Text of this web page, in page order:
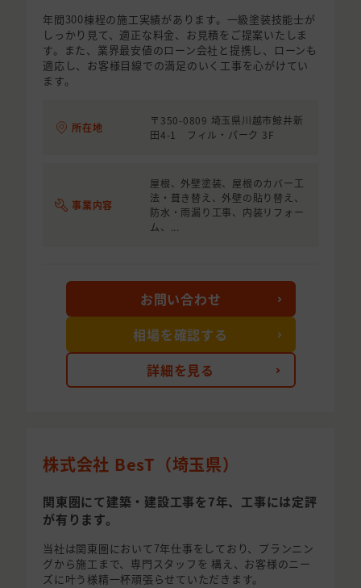
年間300棟程の施工実績があります。一級塗装技能士が
しっかり見て、適正な料金、お見積をご提案いたしま
す。また、業界最安値のローン会社と提携し、ローンも
適応し、お客様目線での満足のいく工事を心がけてい
ます。
所在地
〒350-0809 埼玉県川越市鯨井新
田4-1 フィル・パーク 3F
事業内容
屋根、外壁塗装、屋根のカバー工
法・葺き替え、外壁の貼り替え、
防水・雨漏り工事、内装リフォー
ム、...
詳細を見る
お問い合わせ
相場を確認する
株式会社 BesT（埼玉県）
関東圏にて建築・建設工事を7年、工事には定評
が有ります。
当社は関東圏において7年仕事をしており、プランニン
グから施工まで、専門スタッフを 構え、お客様のニー
ズに叶う様精一杯頑張らせていただきます。